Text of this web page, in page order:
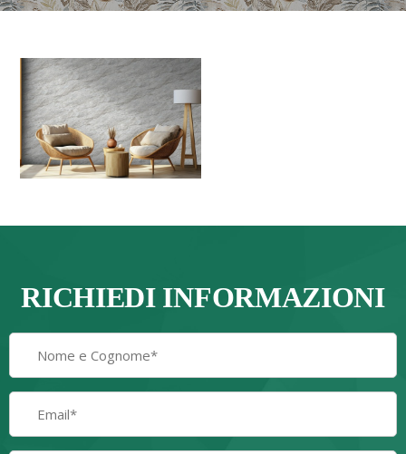
RICHIEDI INFORMAZIONI